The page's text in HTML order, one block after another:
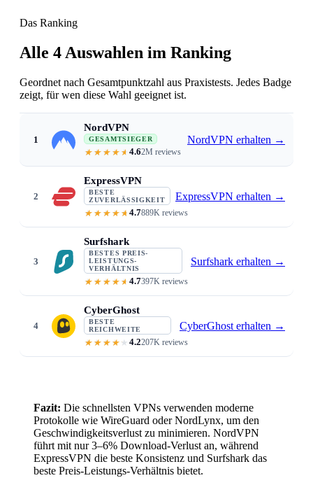
Das Ranking
Alle 4 Auswahlen im Ranking
Geordnet nach Gesamtpunktzahl aus Praxistests. Jedes Badge
zeigt, für wen diese Wahl geeignet ist.
1
NordVPN
GESAMTSIEGER
4.62M reviews
NordVPN erhalten →
2
ExpressVPN
BESTE
ZUVERLÄSSIGKEIT
4.7889K reviews
ExpressVPN erhalten →
3
Surfshark
BESTES PREIS-
LEISTUNGS-
VERHÄLTNIS
4.7397K reviews
Surfshark erhalten →
4
CyberGhost
BESTE
REICHWEITE
4.2207K reviews
CyberGhost erhalten →
Fazit: Die schnellsten VPNs verwenden moderne
Protokolle wie WireGuard oder NordLynx, um den
Geschwindigkeitsverlust zu minimieren. NordVPN
führt mit nur 3–6% Download-Verlust an, während
ExpressVPN die beste Konsistenz und Surfshark das
beste Preis-Leistungs-Verhältnis bietet.